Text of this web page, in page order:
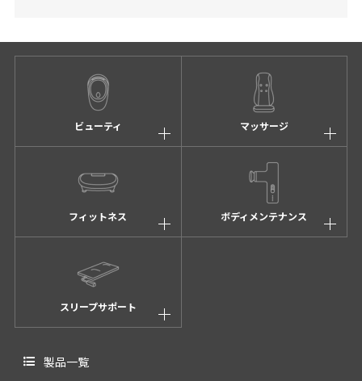
ビューティ マッサージ
フィットネス ボディメンテナンス
スリープサポート
製品一覧